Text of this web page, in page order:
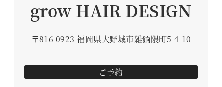
grow HAIR DESIGN
〒816-0923 福岡県大野城市雑餉隈町5-4-10
ご予約